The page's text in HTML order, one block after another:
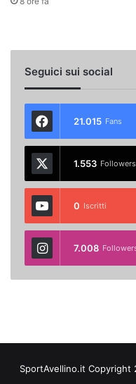
Seguici sui social
21.015 Fans
1.553 Followers
0 Iscritti
7.008
SportAvellino.it